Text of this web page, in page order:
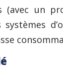
(avec un